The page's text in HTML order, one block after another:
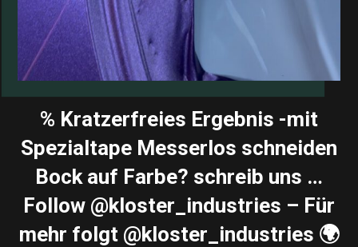
% Kratzerfreies Ergebnis -mit
Spezialtape Messerlos schneiden
Bock auf Farbe? schreib uns …
Follow @kloster_industries – Für
mehr folgt @kloster_industries 🌍